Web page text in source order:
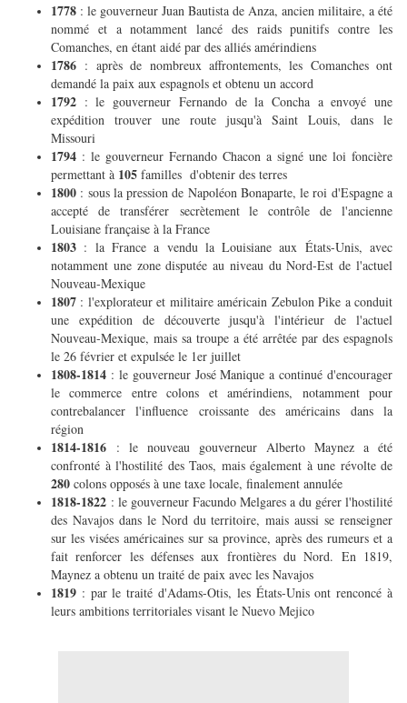
1778 : le gouverneur Juan Bautista de Anza, ancien militaire, a été
nommé et a notamment lancé des raids punitifs contre les
Comanches, en étant aidé par des alliés amérindiens
1786 : après de nombreux affrontements, les Comanches ont
demandé la paix aux espagnols et obtenu un accord
1792 : le gouverneur Fernando de la Concha a envoyé une
expédition trouver une route jusqu'à Saint Louis, dans le
Missouri
1794 : le gouverneur Fernando Chacon a signé une loi foncière
permettant à 105 familles d'obtenir des terres
1800 : sous la pression de Napoléon Bonaparte, le roi d'Espagne a
accepté de transférer secrètement le contrôle de l'ancienne
Louisiane française à la France
1803 : la France a vendu la Louisiane aux États-Unis, avec
notamment une zone disputée au niveau du Nord-Est de l'actuel
Nouveau-Mexique
1807 : l'explorateur et militaire américain Zebulon Pike a conduit
une expédition de découverte jusqu'à l'intérieur de l'actuel
Nouveau-Mexique, mais sa troupe a été arrêtée par des espagnols
le 26 février et expulsée le 1er juillet
1808-1814 : le gouverneur José Manique a continué d'encourager
le commerce entre colons et amérindiens, notamment pour
contrebalancer l'influence croissante des américains dans la
région
1814-1816
: le nouveau gouverneur Alberto Maynez a été
confronté à l'hostilité des Taos, mais également à une révolte de
280 colons opposés à une taxe locale, finalement annulée
1818-1822 : le gouverneur Facundo Melgares a du gérer l'hostilité
des Navajos dans le Nord du territoire, mais aussi se renseigner
sur les visées américaines sur sa province, après des rumeurs et a
fait renforcer les défenses aux frontières du Nord. En 1819,
Maynez a obtenu un traité de paix avec les Navajos
1819 : par le traité d'Adams-Otis, les États-Unis ont renconcé à
leurs ambitions territoriales visant le Nuevo Mejico